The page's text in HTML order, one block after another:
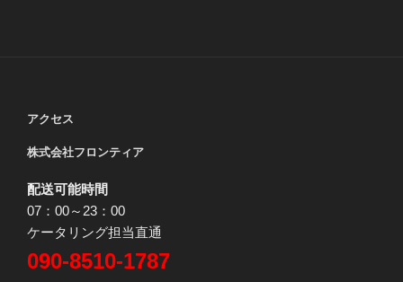
アクセス
株式会社フロンティア
配送可能時間
07：00～23：00
ケータリング担当直通
090-8510-1787